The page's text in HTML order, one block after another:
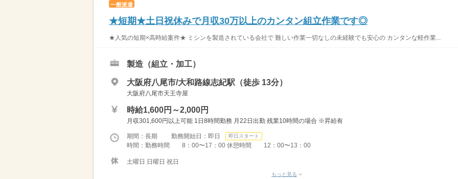
一般派遣
★短期★土日祝休みで月収30万以上のカンタン組立作業です◎
★人気の短期×高時給案件★ ミシンを製造されている会社で 難しい作業一切なしの未経験でも安心の カンタンな軽作業...
製造（組立・加工）
大阪府八尾市/大和路線志紀駅（徒歩 13分）
大阪府八尾市天王寺屋
時給1,600円～2,000円
月収301,600円以上可能 1日8時間勤務 月22日出勤 残業10時間の場合 ※昇給有
期間：長期 勤務開始日：即日 即日スタート
時間：勤務時間 8：00〜17：00 休憩時間 12：00〜13：00
土曜日 日曜日 祝日
もっと見る